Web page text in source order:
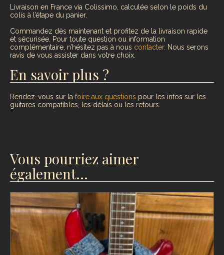
Livraison en France via Colissimo, calculée selon le poids du
colis à l’étape du panier.
Commandez dès maintenant et profitez de la livraison rapide
et sécurisée. Pour toute question ou information
complémentaire, n’hésitez pas à nous contacter. Nous serons
ravis de vous assister dans votre choix.
En savoir plus ?
Rendez-vous sur la foire aux questions pour les infos sur les
guitares compatibles, les délais ou les retours.
Vous pourriez aimer
également…